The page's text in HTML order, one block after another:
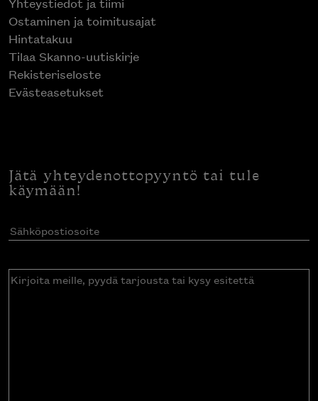
Ostaminen ja toimitusajat
Hintatakuu
Tilaa Skanno-uutiskirje
Rekisteriseloste
Evästeasetukset
Jätä yhteydenottopyyntö tai tule
käymään!
Sähköpostiosoite(Pakollinen)
Kirjoita